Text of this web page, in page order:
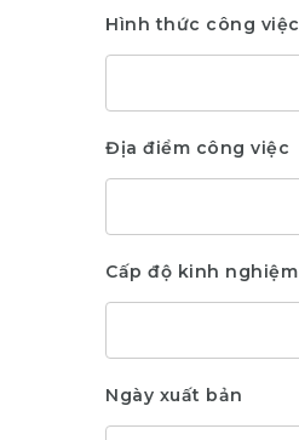
Hình thức công việc
Địa điểm công việc
Cấp độ kinh nghiệm
Ngày xuất bản